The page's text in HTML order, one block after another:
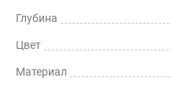
Глубина
Цвет
Материал